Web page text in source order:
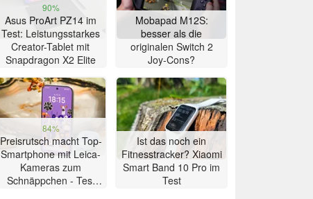
90%
Asus ProArt PZ14 im
Test: Leistungsstarkes
Creator-Tablet mit
Snapdragon X2 Elite
Mobapad M12S:
besser als die
originalen Switch 2
Joy-Cons?
84%
Preisrutsch macht Top-
Smartphone mit Leica-
Kameras zum
Schnäppchen - Test
Ist das noch ein
Fitnesstracker? Xiaomi
Smart Band 10 Pro im
Test